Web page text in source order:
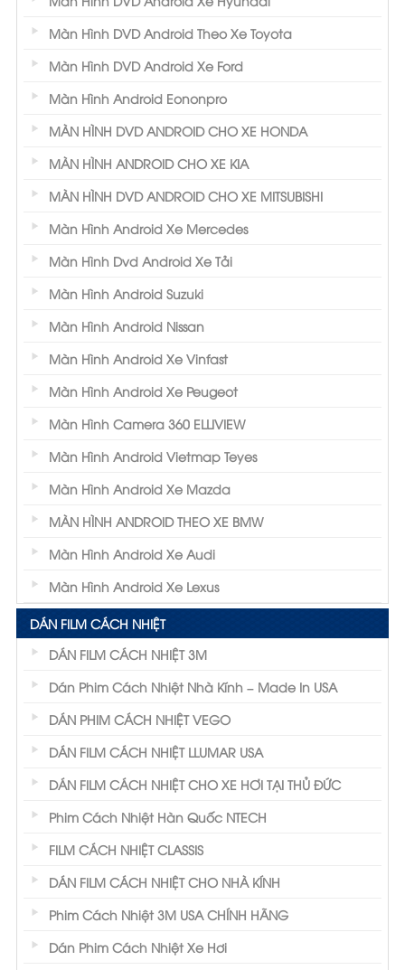
Màn Hình DVD Android Theo Xe Toyota
Màn Hình DVD Android Xe Ford
Màn Hình Android Eononpro
MÀN HÌNH DVD ANDROID CHO XE HONDA
MÀN HÌNH ANDROID CHO XE KIA
MÀN HÌNH DVD ANDROID CHO XE MITSUBISHI
Màn Hình Android Xe Mercedes
Màn Hình Dvd Android Xe Tải
Màn Hình Android Suzuki
Màn Hình Android Nissan
Màn Hình Android Xe Vinfast
Màn Hình Android Xe Peugeot
Màn Hình Camera 360 ELLIVIEW
Màn Hình Android Vietmap Teyes
Màn Hình Android Xe Mazda
MÀN HÌNH ANDROID THEO XE BMW
Màn Hình Android Xe Audi
Màn Hình Android Xe Lexus
DÁN FILM CÁCH NHIỆT
DÁN FILM CÁCH NHIỆT 3M
Dán Phim Cách Nhiệt Nhà Kính – Made In USA
DÁN PHIM CÁCH NHIỆT VEGO
DÁN FILM CÁCH NHIỆT LLUMAR USA
DÁN FILM CÁCH NHIỆT CHO XE HƠI TẠI THỦ ĐỨC
Phim Cách Nhiệt Hàn Quốc NTECH
FILM CÁCH NHIỆT CLASSIS
DÁN FILM CÁCH NHIỆT CHO NHÀ KÍNH
Phim Cách Nhiệt 3M USA CHÍNH HÃNG
Dán Phim Cách Nhiệt Xe Hơi